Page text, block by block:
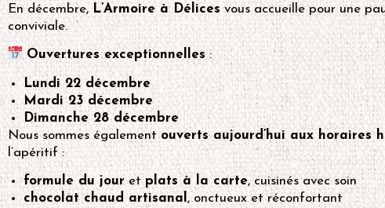
En décembre, L’Armoire à Délices vous accueille pour une
conviviale.
Ouvertures exceptionnelles :
Lundi 22 décembre
Mardi 23 décembre
Dimanche 28 décembre
Nous sommes égalementouverts aujourd’hui aux horaires
l’apéritif :
formule du jouret plats à la carte, cuisinés avec soin
chocolat chaud artisanal, onctueux et réconfortant